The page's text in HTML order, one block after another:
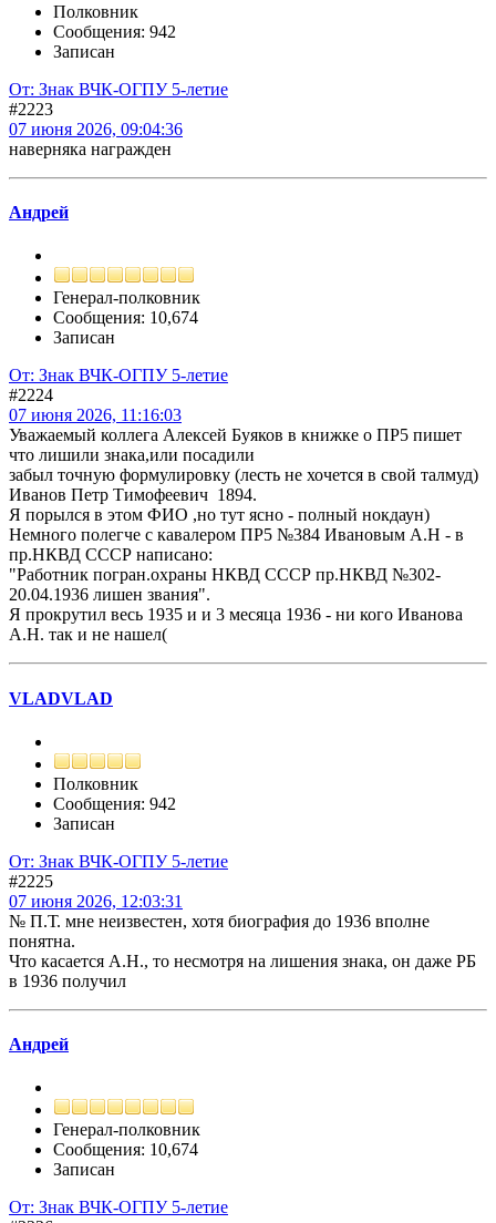
Полковник
Сообщения: 942
Записан
От: Знак ВЧК-ОГПУ 5-летие
#2223
07 июня 2026, 09:04:36
наверняка награжден
Андрей
Генерал-полковник
Сообщения: 10,674
Записан
От: Знак ВЧК-ОГПУ 5-летие
#2224
07 июня 2026, 11:16:03
Уважаемый коллега Алексей Буяков в книжке о ПР5 пишет
что лишили знака,или посадили
забыл точную формулировку (лесть не хочется в свой талмуд)
Иванов Петр Тимофеевич 1894.
Я порылся в этом ФИО ,но тут ясно - полный нокдаун)
Немного полегче с кавалером ПР5 №384 Ивановым А.Н - в
пр.НКВД СССР написано:
"Работник погран.охраны НКВД СССР пр.НКВД №302-
20.04.1936 лишен звания".
Я прокрутил весь 1935 и и 3 месяца 1936 - ни кого Иванова
А.Н. так и не нашел(
VLADVLAD
Полковник
Сообщения: 942
Записан
От: Знак ВЧК-ОГПУ 5-летие
#2225
07 июня 2026, 12:03:31
№ П.Т. мне неизвестен, хотя биография до 1936 вполне
понятна.
Что касается А.Н., то несмотря на лишения знака, он даже РБ
в 1936 получил
Андрей
Генерал-полковник
Сообщения: 10,674
Записан
От: Знак ВЧК-ОГПУ 5-летие